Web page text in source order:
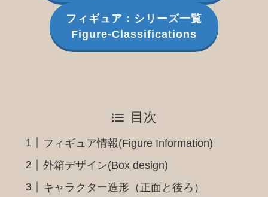
フィギュア：シリーズ一覧
Figure-Classifications
目次
フィギュア情報(Figure Information)
外箱デザイン(Box design)
キャラクター造形（正面と後ろ）